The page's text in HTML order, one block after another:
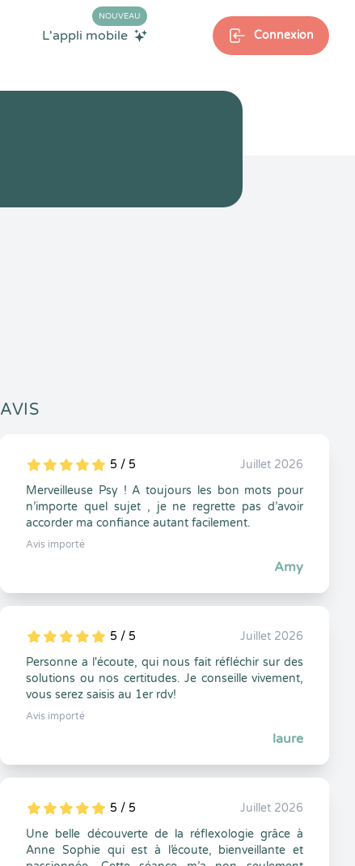
L'appli mobile
NOUVEAU
Connexion
AVIS
5
1
5
0 5 / 5
Juillet 2026
Merveilleuse Psy ! A toujours les bon mots pour
n’importe quel sujet , je ne regrette pas d’avoir
accorder ma confiance autant facilement.
Avis importé
Amy
5
1
5
0 5 / 5
Juillet 2026
Personne a l'écoute, qui nous fait réfléchir sur des
solutions ou nos certitudes. Je conseille vivement,
vous serez saisis au 1er rdv!
Avis importé
laure
5
1
5
0 5 / 5
Juillet 2026
Une belle découverte de la réflexologie grâce à
Anne Sophie qui est à l’écoute, bienveillante et